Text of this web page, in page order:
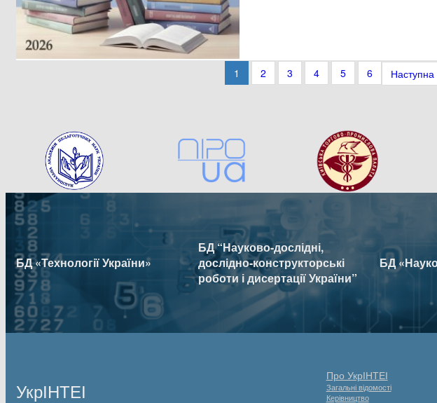
1 2 3 4 5 6 Наступна
БД «Технології України»
БД “Науково-дослідні,
дослідно-конструкторські
роботи і дисертації України”
БД
УкрІНТЕІ
Про УкрІНТЕІ
Загальні відомості
Керівництво